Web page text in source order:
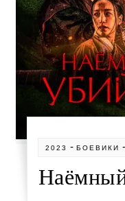
2023 -БОЕВИКИ